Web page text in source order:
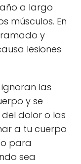
a largo
músculos. En
y
lesiones
las
y se
dolor o las
a tu cuerpo
para
sea